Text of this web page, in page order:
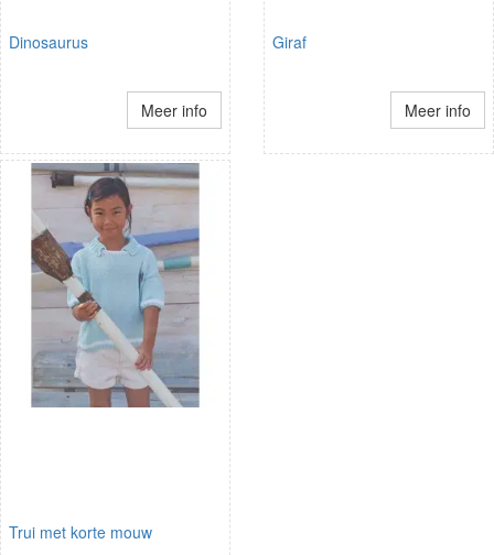
Dinosaurus
Meer info
Giraf
Meer info
Trui met korte mouw